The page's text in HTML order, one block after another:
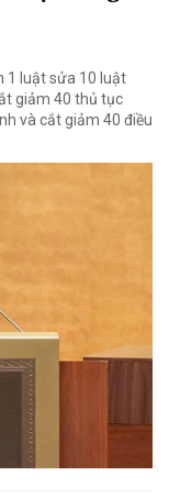
1 luật sửa 10 luật
giảm 40 thủ tục
và cắt giảm 40 điều